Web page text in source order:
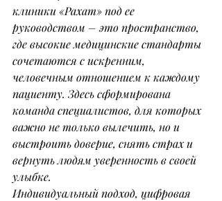
клиники «Рахат» под ее
руководством – это пространство,
где высокие медицинские стандарты
сочетаются с искренним,
человечным отношением к каждому
пациенту. Здесь сформирована
команда специалистов, для которых
важно не только вылечить, но и
выстроить доверие, снять страх и
вернуть людям уверенность в своей
улыбке.
Индивидуальный подход, цифровая